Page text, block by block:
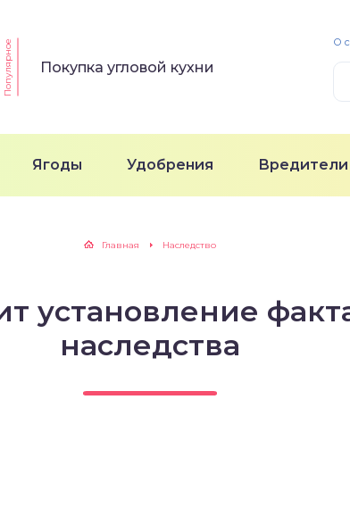
Популярное Покупка угловой кухни
Ягоды Удобрения Вредители
О
Главная Наследство
установление
наследства